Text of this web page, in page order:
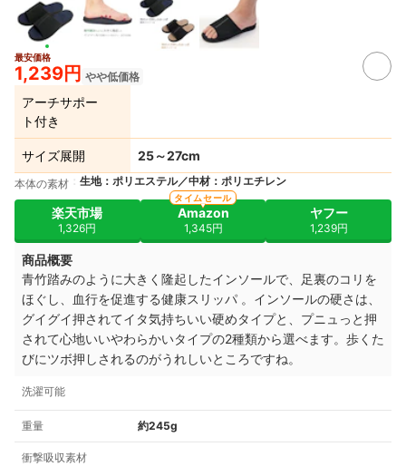
最安価格
1,239円 やや低価格
アーチサポー
ト付き
サイズ展開 25～27cm
本体の素材 生地：ポリエステル／中材：ポリエチレン
楽天市場
1,326円
Amazon
1,345円
タイムセール
ヤフー
1,239円
商品概要
青竹踏みのように大きく隆起したインソールで、足裏のコリを
ほぐし、血行を促進する健康スリッパ 。インソールの硬さは、
グイグイ押されてイタ気持ちいい硬めタイプと、プニュっと押
されて心地いいやわらかいタイプの2種類から選べます。歩くた
びにツボ押しされるのがうれしいところですね。
洗濯可能
重量 約245g
衝撃吸収素材